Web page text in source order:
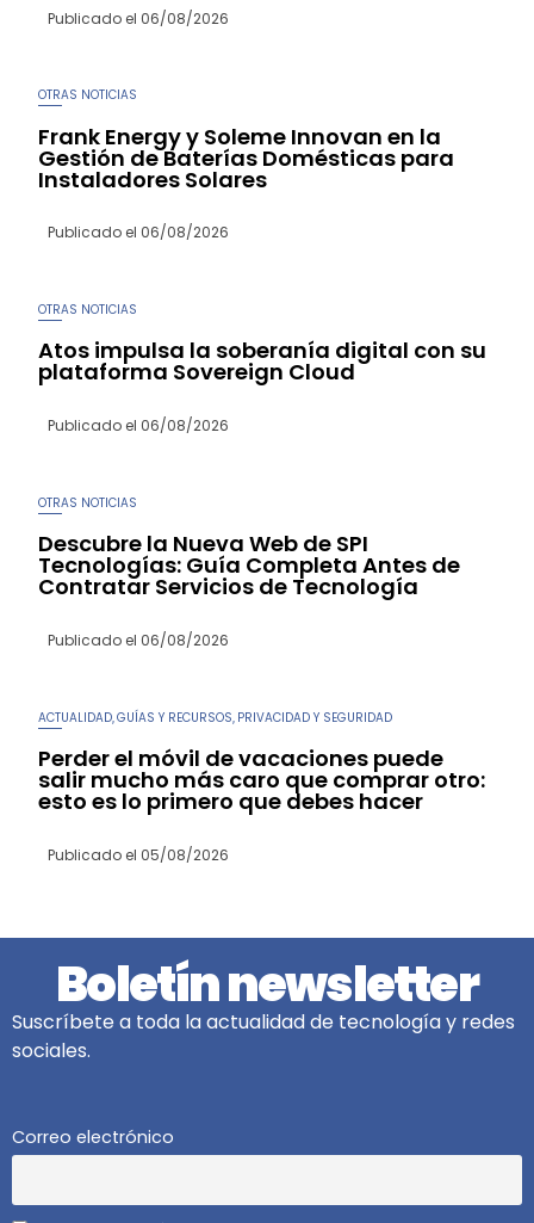
Publicado el 06/08/2026
OTRAS NOTICIAS
Frank Energy y Soleme Innovan en la
Gestión de Baterías Domésticas para
Instaladores Solares
Publicado el 06/08/2026
OTRAS NOTICIAS
Atos impulsa la soberanía digital con su
plataforma Sovereign Cloud
Publicado el 06/08/2026
OTRAS NOTICIAS
Descubre la Nueva Web de SPI
Tecnologías: Guía Completa Antes de
Contratar Servicios de Tecnología
Publicado el 06/08/2026
ACTUALIDAD ,GUÍAS Y RECURSOS PRIVACIDAD Y SEGURIDAD
Perder el móvil de vacaciones puede
salir mucho más caro que comprar otro:
esto es lo primero que debes hacer
Publicado el 05/08/2026
Boletín newsletter
Suscríbete a toda la actualidad de tecnología y redes
sociales.
Correo electrónico